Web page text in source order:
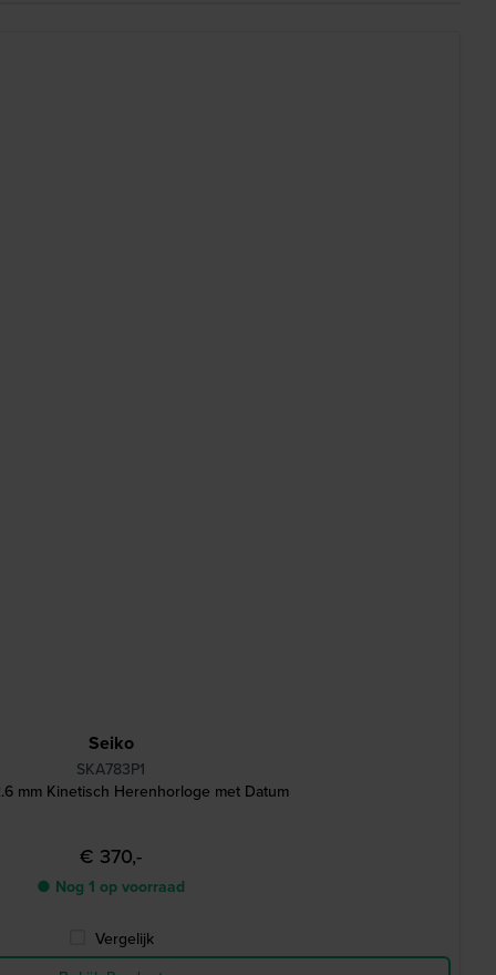
Seiko
SKA783P1
mm Kinetisch Herenhorloge met Datum
€ 370,-
● Nog 1 op voorraad
Vergelijk